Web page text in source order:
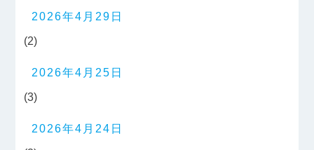
2026年4月29日
(2)
2026年4月25日
(3)
2026年4月24日